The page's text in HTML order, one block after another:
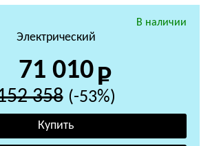
В наличии
Электрический
71 010
358 (-53%)